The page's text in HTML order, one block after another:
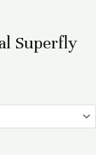
Superfly